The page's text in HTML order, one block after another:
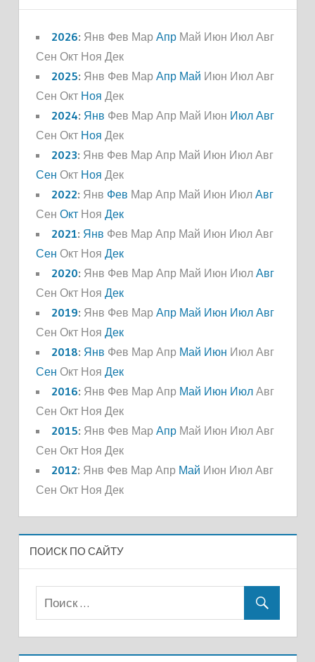
2026: Янв Фев Мар Апр Май Июн Июл Авг
Сен Окт Ноя Дек
2025: Янв Фев Мар Апр Май Июн Июл Авг
Сен Окт Ноя Дек
2024: Янв Фев Мар Апр Май Июн Июл Авг
Сен Окт Ноя Дек
2023: Янв Фев Мар Апр Май Июн Июл Авг
Сен Окт Ноя Дек
2022: Янв Фев Мар Апр Май Июн Июл Авг
Сен Окт Ноя Дек
2021: Янв Фев Мар Апр Май Июн Июл Авг
Сен Окт Ноя Дек
2020: Янв Фев Мар Апр Май Июн Июл Авг
Сен Окт Ноя Дек
2019: Янв Фев Мар Апр Май Июн Июл Авг
Сен Окт Ноя Дек
2018: Янв Фев Мар Апр Май Июн Июл Авг
Сен Окт Ноя Дек
2016: Янв Фев Мар Апр Май Июн Июл Авг
Сен Окт Ноя Дек
2015: Янв Фев Мар Апр Май Июн Июл Авг
Сен Окт Ноя Дек
2012: Янв Фев Мар Апр Май Июн Июл Авг
Сен Окт Ноя Дек
ПОИСК ПО САЙТУ